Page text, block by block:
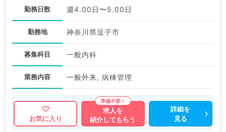
勤務日数 週4.00日〜5.00日
勤務地 神奈川県逗子市
募集科目 一般内科
業務内容 一般外来, 病棟管理
お気に入り
求人を
紹介してもらう
詳細を
見る